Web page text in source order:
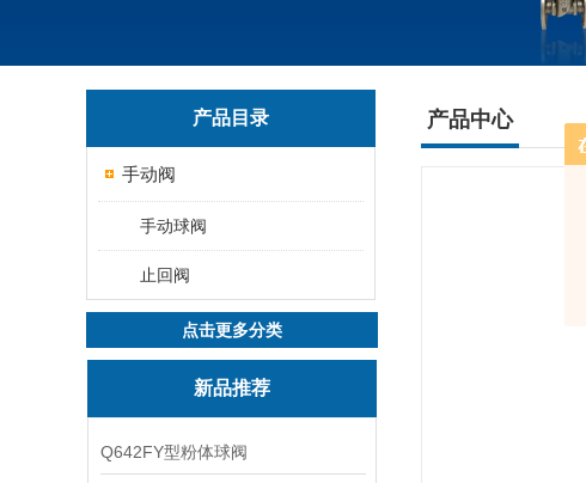
产品目录
手动阀
手动球阀
止回阀
点击更多分类
新品推荐
Q642FY型粉体球阀
产品中心